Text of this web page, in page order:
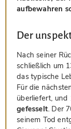
aufbewahren
Der
Nach seiner
schließlich um
das typische
Für die
überliefert,
gefesselt. Der
seinem Tod